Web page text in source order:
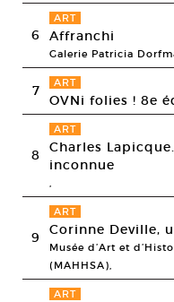
6
ART
Affranchi
Galerie Patricia
7 ART
OVNi folies ! 8e
8
ART
Charles
inconnue
,
9
ART
Corinne Deville,
Musée d’Art et
(MAHHSA),
ART